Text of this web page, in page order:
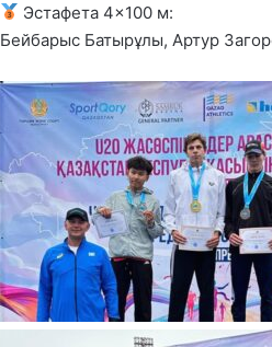
Эстафета 4×100 м:
Бейбарыс Батырұлы, Артур